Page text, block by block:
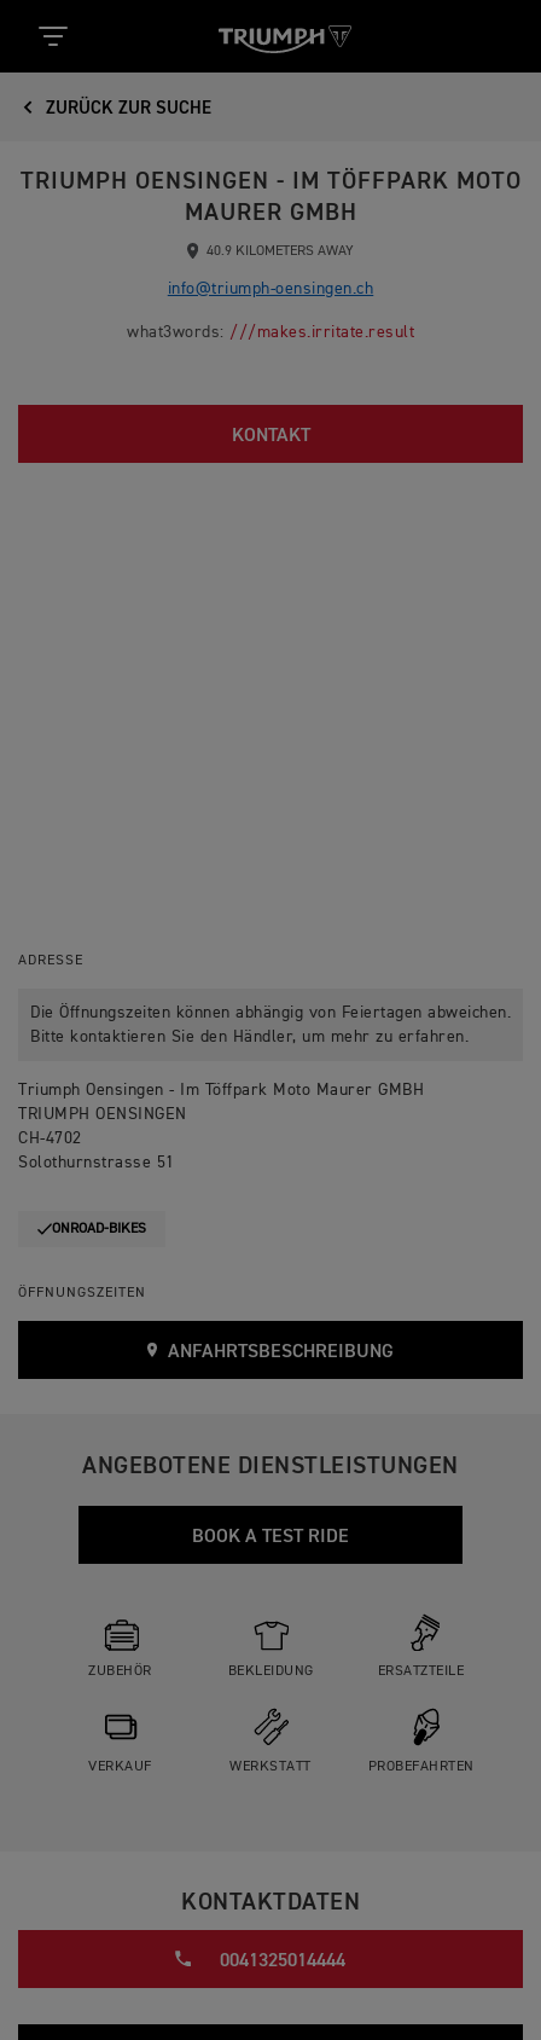
ZURÜCK ZUR SUCHE
TRIUMPH OENSINGEN - IM TÖFFPARK MOTO
MAURER GMBH
40.9 KILOMETERS AWAY
info@triumph-oensingen.ch
what3words: ///makes.irritate.result
KONTAKT
ADRESSE
Die Öffnungszeiten können abhängig von Feiertagen abweichen.
Bitte kontaktieren Sie den Händler, um mehr zu erfahren.
Triumph Oensingen - Im Töffpark Moto Maurer GMBH
TRIUMPH OENSINGEN
CH-4702
Solothurnstrasse 51
ONROAD-BIKES
ÖFFNUNGSZEITEN
ANFAHRTSBESCHREIBUNG
ANGEBOTENE DIENSTLEISTUNGEN
BOOK A TEST RIDE
ZUBEHÖR BEKLEIDUNG ERSATZTEILE
VERKAUF WERKSTATT PROBEFAHRTEN
KONTAKTDATEN
0041325014444